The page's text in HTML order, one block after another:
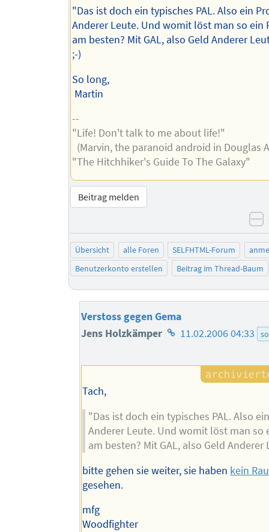
"Das ist doch ein typisches PAL. Also ein
Anderer Leute. Und womit löst man so ein
am besten? Mit GAL, also Geld Anderer
;-)
So long,
Martin
--
"Life! Don't talk to me about life!"
(Marvin, the paranoid android in Douglas
"The Hitchhiker's Guide To The Galaxy"
Beitrag melden
Übersicht alle Foren SELFHTML-Forum
Benutzerkonto erstellen
Beitrag im Thread-Baum
Verstoss gegen Gema
Jens Holzkämper Homepage
Autors
11.02.2006 04:33
Tach,
"Das ist doch ein typisches PAL. Also
Anderer Leute. Und womit löst man so
am besten? Mit GAL, also Geld Anderer
bitte gehen sie weiter, sie haben kein
gesehen.
mfg
Woodfighter